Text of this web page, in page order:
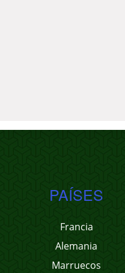
PAÍSES
Francia
Alemania
Marruecos